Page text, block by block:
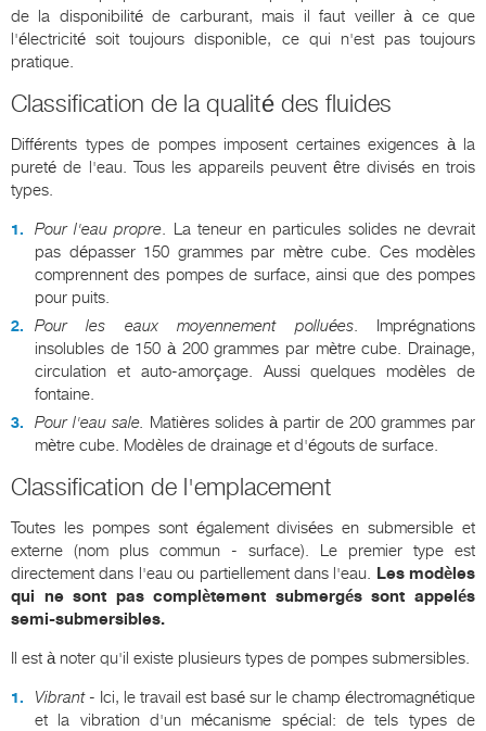
de la disponibilité de carburant, mais il faut veiller à ce que
l'électricité soit toujours disponible, ce qui n'est pas toujours
pratique.
Classification de la qualité des fluides
Différents types de pompes imposent certaines exigences à la
pureté de l'eau. Tous les appareils peuvent être divisés en trois
types.
Pour l'eau propre. La teneur en particules solides ne devrait
pas dépasser 150 grammes par mètre cube. Ces modèles
comprennent des pompes de surface, ainsi que des pompes
pour puits.
Pour les eaux moyennement polluées. Imprégnations
insolubles de 150 à 200 grammes par mètre cube. Drainage,
circulation et auto-amorçage. Aussi quelques modèles de
fontaine.
Pour l'eau sale. Matières solides à partir de 200 grammes par
mètre cube. Modèles de drainage et d'égouts de surface.
Classification de l'emplacement
Toutes les pompes sont également divisées en submersible et
externe (nom plus commun - surface). Le premier type est
directement dans l'eau ou partiellement dans l'eau. Les modèles
qui ne sont pas complètement submergés sont appelés
semi-submersibles.
Il est à noter qu'il existe plusieurs types de pompes submersibles.
Vibrant- Ici, le travail est basé sur le champ électromagnétique
et la vibration d'un mécanisme spécial: de tels types de